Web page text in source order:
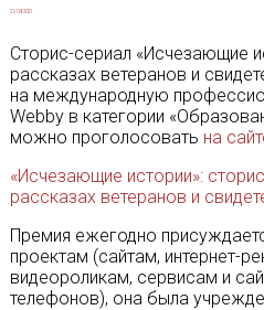
21/04/2021
Сторис-сериал «Исчезающие
рассказах ветеранов и
на международную
Webby в категории
можно проголосовать на
«Исчезающие истории»:
рассказах ветеранов и
Премия ежегодно
проектам (сайтам, интернет-
видеороликам, сервисам и
телефонов), она была